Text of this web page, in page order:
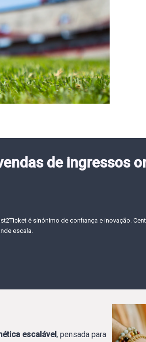
de ingressos
é sinónimo de confiança e inovação.
escala.
escalável, pensada para